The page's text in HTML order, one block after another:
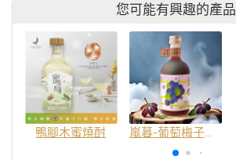
您可能有興趣的產品
鴨腳木蜜燒酎 嵐暮-葡萄梅子酒16%